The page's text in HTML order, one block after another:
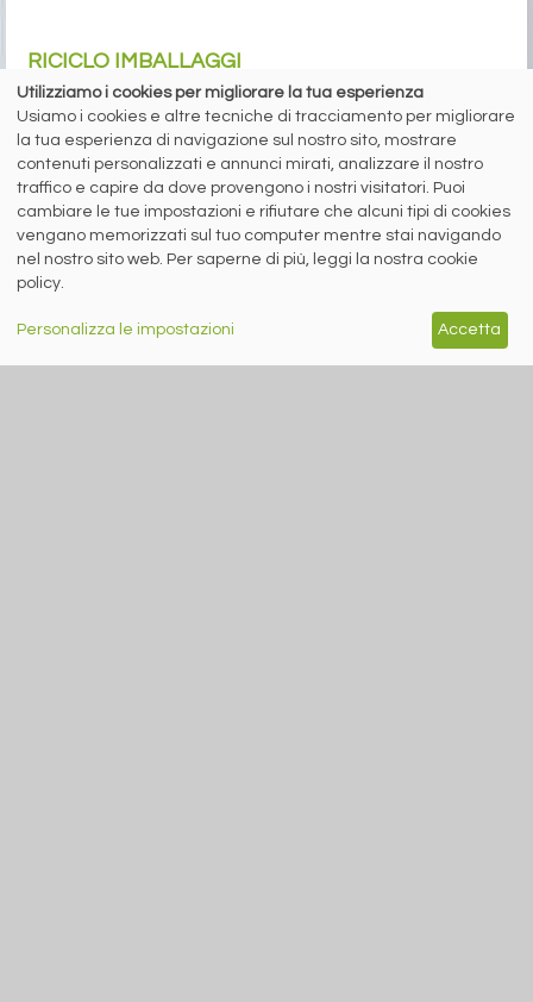
RICICLO IMBALLAGGI
A cura di Redazione Siderweb
RICREA: “Spray Sereno”
parla alla Gen Z
sui social network per la campagna
Utilizziamo i cookies per migliorare la tua esperienza
Usiamo i cookies e altre tecniche di tracciamento per migliorare
la tua esperienza di navigazione sul nostro sito, mostrare
contenuti personalizzati e annunci mirati, analizzare il nostro
traffico e capire da dove provengono i nostri visitatori. Puoi
cambiare le tue impostazioni e rifiutare che alcuni tipi di cookies
vengano memorizzati sul tuo computer mentre stai navigando
nel nostro sito web. Per saperne di più, leggi la nostra cookie
policy.
Personalizza le impostazioni Accetta